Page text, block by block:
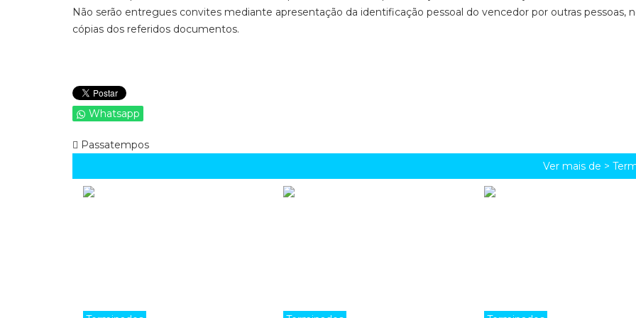
Não serão entregues convites mediante apresentação da identificação pessoal do vencedor por outras pessoas,
cópias dos referidos documentos.
Whatsapp
Passatempos
Ver mais de >